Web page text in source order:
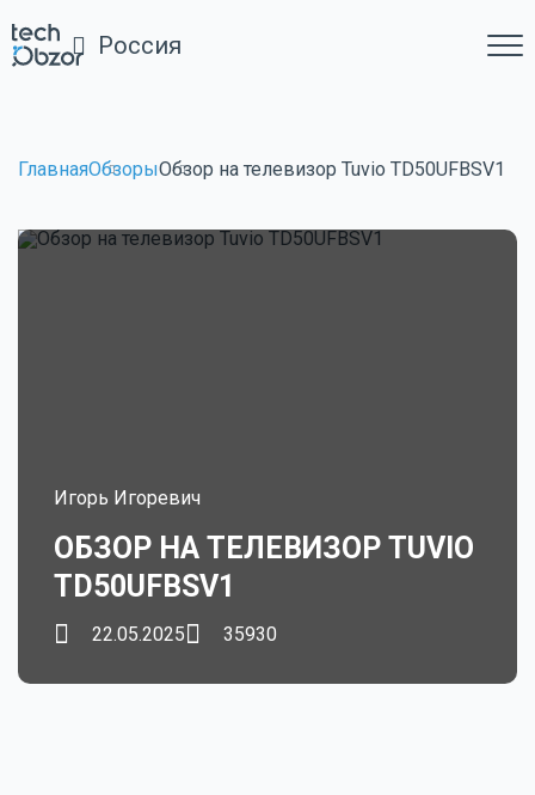
Россия
ГлавнаяОбзорыОбзор на телевизор Tuvio TD50UFBSV1
Игорь Игоревич
ОБЗОР НА ТЕЛЕВИЗОР TUVIO
TD50UFBSV1
22.05.2025 35930